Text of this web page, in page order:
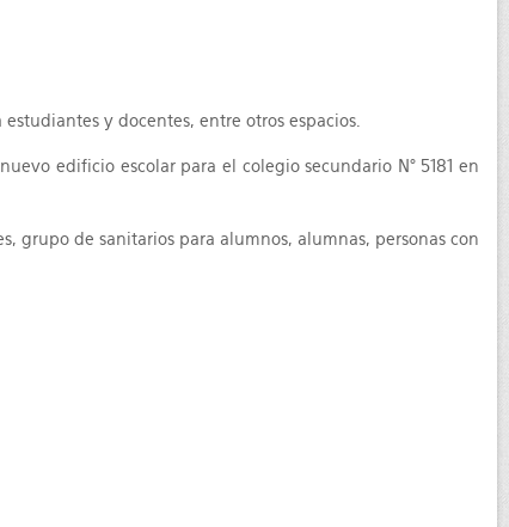
y docentes, entre otros espacios.
edificio escolar para el colegio secundario N° 5181 en
grupo de sanitarios para alumnos, alumnas, personas con